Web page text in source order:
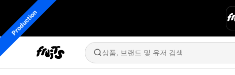
상품, 브랜드 및 유저 검색
Production